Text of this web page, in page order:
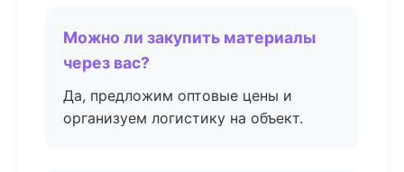
Можно ли закупить материалы
через вас?
Да, предложим оптовые цены и
организуем логистику на объект.